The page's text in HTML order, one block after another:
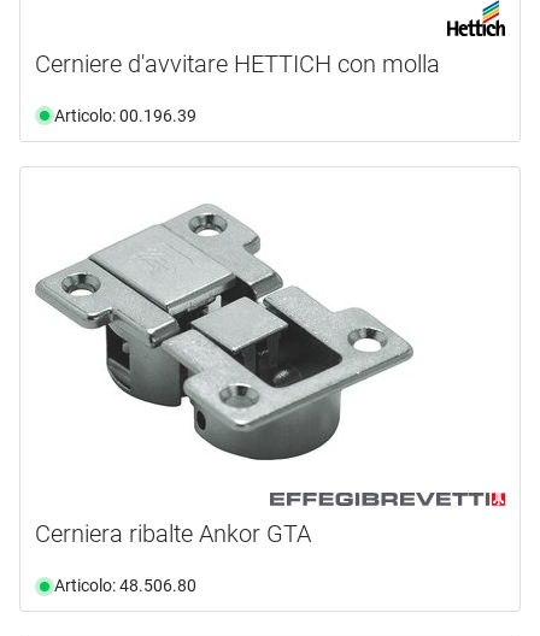
Cerniere d'avvitare HETTICH con molla
Articolo: 00.196.39
Cerniera ribalte Ankor GTA
Articolo: 48.506.80